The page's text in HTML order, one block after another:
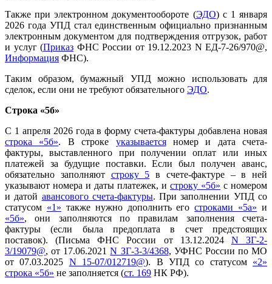
Также при электронном документообороте (ЭДО) с 1 января
2026 года УПД стал единственным официально признанным
электронным документом для подтверждения отгрузок, работ
и услуг (Приказ ФНС России от 19.12.2023 N ЕД-7-26/970@,
Информация ФНС).
Таким образом, бумажный УПД можно использовать для
сделок, если они не требуют обязательного ЭДО.
Строка «5б»
С 1 апреля 2026 года в форму счета-фактуры добавлена новая
строка «5б». В строке указываетсяномер и дата счета-
фактуры, выставленного при получении оплат или иных
платежей за будущие поставки. Если был получен аванс,
обязательно заполняют строку 5 в счете-фактуре – в ней
указывают номера и даты платежек, и строку «5б» с номером
и датой авансового счета-фактуры. При заполнении УПД со
статусом «1» также нужно дополнить егостроками «5а» и
«5б», они заполняются по правилам заполнения счета-
фактуры (если была предоплата в счет предстоящих
поставок). (Письма ФНС России от 13.12.2024 N ЗГ-2-
3/19079@, от 17.06.2021N ЗГ-3-3/4368, УФНС России по МО
от 07.03.2025 N 15-07/012719@). В УПД со статусом «2»
строка «5б» не заполняется (ст. 169 НК РФ).